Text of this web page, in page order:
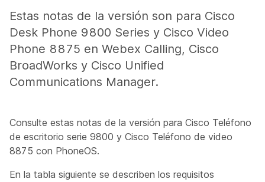
Estas notas de la versión son para Cisco
Desk Phone 9800 Series y Cisco Video
Phone 8875 en Webex Calling, Cisco
BroadWorks y Cisco Unified
Communications Manager.
Consulte estas notas de la versión para Cisco Teléfono
de escritorio serie 9800 y Cisco Teléfono de video
8875 con PhoneOS.
En la tabla siguiente se describen los requisitos